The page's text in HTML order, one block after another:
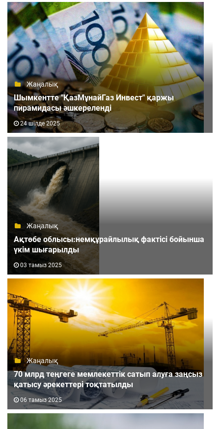
Жаңалық
Шымкентте "ҚазМұнайГаз Инвест" қаржы
пирамидасы әшкереленді
24 шілде 2025
Жаңалық
Ақтөбе облысы:немқұрайлылық фактісі бойынша
үкім шығарылды
03 тамыз 2025
Жаңалық
70 млрд теңгеге мемлекеттік сатып алуға заңсыз
қатысу әрекеттері тоқтатылды
06 тамыз 2025